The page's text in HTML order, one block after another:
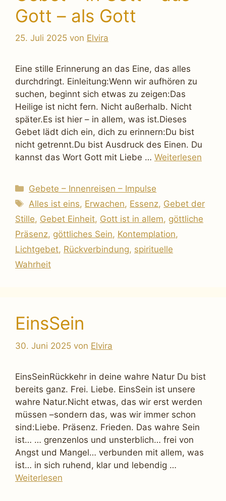
Gott – als Gott
25. Juli 2025 von Elvira
Eine stille Erinnerung an das Eine, das alles
durchdringt. Einleitung:Wenn wir aufhören zu
suchen, beginnt sich etwas zu zeigen:Das
Heilige ist nicht fern. Nicht außerhalb. Nicht
später.Es ist hier – in allem, was ist.Dieses
Gebet lädt dich ein, dich zu erinnern:Du bist
nicht getrennt.Du bist Ausdruck des Einen. Du
kannst das Wort Gott mit Liebe … Weiterlesen
Kategorien
Gebete – Innenreisen – Impulse
Schlagwörter
Alles ist eins, Erwachen, Essenz, Gebet der
Stille, Gebet Einheit, Gott ist in allem, göttliche
Präsenz, göttliches Sein, Kontemplation,
Lichtgebet, Rückverbindung, spirituelle
Wahrheit
EinsSein
30. Juni 2025 von Elvira
EinsSeinRückkehr in deine wahre Natur Du bist
bereits ganz. Frei. Liebe. EinsSein ist unsere
wahre Natur.Nicht etwas, das wir erst werden
müssen –sondern das, was wir immer schon
sind:Liebe. Präsenz. Frieden. Das wahre Sein
ist… … grenzenlos und unsterblich… frei von
Angst und Mangel… verbunden mit allem, was
ist… in sich ruhend, klar und lebendig …
Weiterlesen